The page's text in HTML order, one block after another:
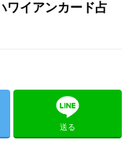
ワイアンカード占
送る